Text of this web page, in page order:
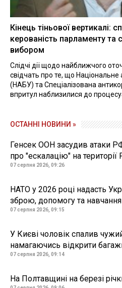
Кінець тіньової вертикалі:
керованість парламенту та
вибором
Слідчі дії щодо найближчого
свідчать про те, що
(НАБУ) та Спеціалізована
впритул наблизилися до
ОСТАННІ НОВИНИ »
Генсек ООН засудив атаки
про "ескалацію" на території
07 серпня 2026, 09:26
НАТО у 2026 році надасть
зброю, допомогу та навчання
07 серпня 2026, 09:15
У Києві чоловік спалив
намагаючись відкрити
07 серпня 2026, 09:14
На Полтавщині на березі